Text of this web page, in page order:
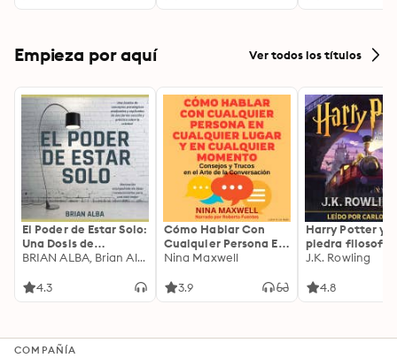
Empieza por aquí Ver todos los títulos
El Poder de Estar Solo:
Una Dosis de
Motivación
Ideas Revolucionarias
BRIAN ALBA, Brian Alba
4.3
Cómo Hablar Con
Cualquier Persona En
Cualquier Lugar Y En
Nina Maxwell
3.9
Harry Potter y
piedra filosofal
J.K. Rowling
4.8
COMPAÑÍA